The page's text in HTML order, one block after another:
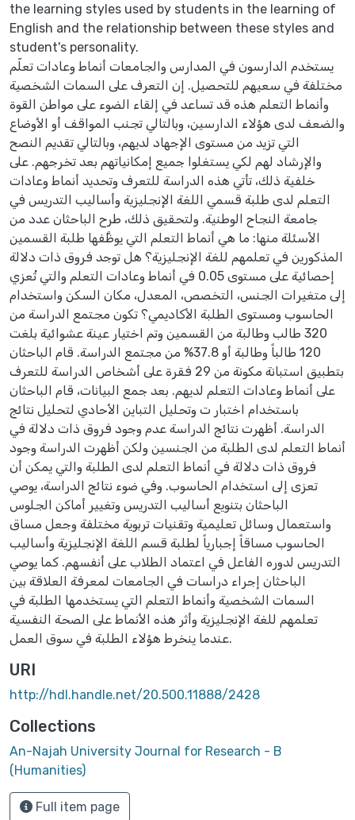
the learning styles used by students in the learning of
English and the relationship between these styles and
student's personality.
يستخدم الدارسون في المدارس والجامعات أنماط وعادات تعلّم
مختلفة في سعيهم للتحصيل. إن التعرف على السمات الشخصية
وأنماط التعلم هذه قد تساعد في إلقاء الضوء على مواطن القوة
والضعف لدى هؤلاء الدارسين، وبالتالي تجنب المواقف أو الأوضاع
التي تزيد من مستوى الإجهاد لديهم، وبالتالي تقديم النصح
والإرشاد لهم لكي يستغلوا جميع إمكانياتهم بعد تخرجهم. على
خلفية ذلك، تأتي هذه الدراسة للتعرف وتحديد أنماط وعادات
التعلم لدى طلبة قسمي اللغة الإنجليزية وأساليب التدريس في
جامعة النجاح الوطنية. ولتحقيق ذلك، طرح الباحثان عدد من
الأسئلة منها: ما هي أنماط التعلم التي يوظَّفها طلبة القسمين
المذكورين في تعلمهم للغة الإنجليزية؟ هل توجد فروق ذات دلالة
إحصائية على مستوى 0.05 في أنماط وعادات التعلم والتي تُعزي
إلى متغيرات الجنس، التخصص، المعدل، مكان السكن واستخدام
الحاسوب ومستوى الطلبة الأكاديمي؟ تكون مجتمع الدراسة من
320 طالب وطالبة من القسمين وتم اختيار عينة عشوائية بلغت
120 طالباً وطالبة أو 37.8% من مجتمع الدراسة. قام الباحثان
بتطبيق استبانة مكونة من 29 فقرة على أشخاص الدراسة للتعرف
على أنماط وعادات التعلم لديهم. بعد جمع البيانات، قام الباحثان
باستخدام اختبار ت وتحليل التباين الأحادي لتحليل نتائج
الدراسة. أظهرت نتائج الدراسة عدم وجود فروق ذات دلالة في
أنماط التعلم لدى الطلبة من الجنسين ولكن أظهرت الدراسة وجود
فروق ذات دلالة في أنماط التعلم لدى الطلبة والتي يمكن أن
تعزى إلى استخدام الحاسوب. وفي ضوء نتائج الدراسة، يوصي
الباحثان بتنويع أساليب التدريس وتغيير أماكن الجلوس
واستعمال وسائل تعليمية وتقنيات تربوية مختلفة وجعل مساق
الحاسوب مساقاً إجبارياً لطلبة قسم اللغة الإنجليزية وأساليب
التدريس لدوره الفاعل في اعتماد الطلاب على أنفسهم. كما يوصي
الباحثان إجراء دراسات في الجامعات لمعرفة العلاقة بين
السمات الشخصية وأنماط التعلم التي يستخدمها الطلبة في
تعلمهم للغة الإنجليزية وأثر هذه الأنماط على الصحة النفسية
عندما ينخرط هؤلاء الطلبة في سوق العمل.
URI
http://hdl.handle.net/20.500.11888/2428
Collections
An-Najah University Journal for Research - B
(Humanities)
Full item page